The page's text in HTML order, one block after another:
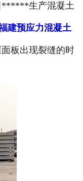
资质荣誉
生产混凝土
建预应力混凝土
板出现裂缝的时